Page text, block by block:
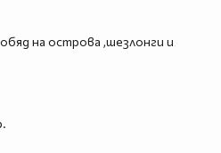
на острова ,шезлонги и